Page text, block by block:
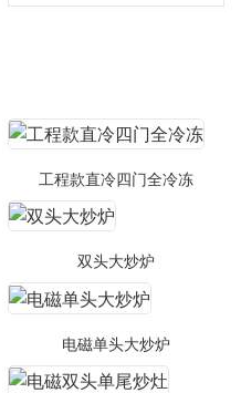
工程款直冷四门全冷冻
双头大炒炉
电磁单头大炒炉